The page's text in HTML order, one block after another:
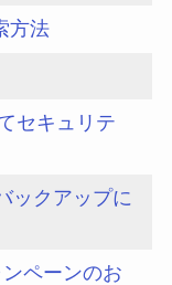
方法
セキュリテ
ックアップに
ペーンのお